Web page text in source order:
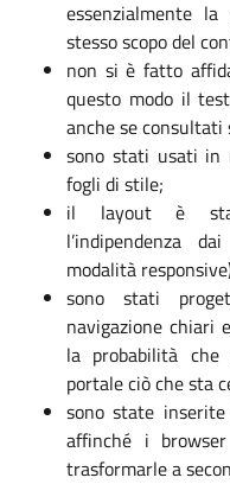
essenzialmente
stesso scopo del
non si è fatto
questo modo il
anche se consultati
sono stati usati in
fogli di stile;
il layout è
l’indipendenza
modalità
sono stati
navigazione chiari
la probabilità
portale ciò che sta
sono state
affinché i
trasformarle a